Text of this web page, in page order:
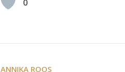
0
ANNIKA ROOS